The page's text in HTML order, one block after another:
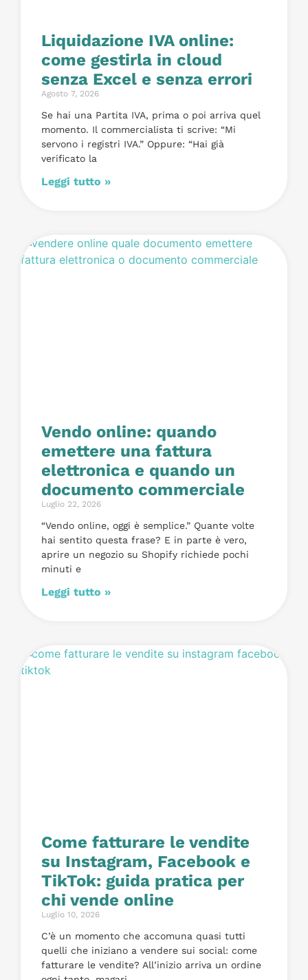
Liquidazione IVA online:
come gestirla in cloud
senza Excel e senza errori
Agosto 7, 2026
Se hai una Partita IVA, prima o poi arriva quel
momento. Il commercialista ti scrive: “Mi
servono i registri IVA.” Oppure: “Hai già
verificato la
Leggi tutto »
Vendo online: quando
emettere una fattura
elettronica e quando un
documento commerciale
Luglio 22, 2026
“Vendo online, oggi è semplice.” Quante volte
hai sentito questa frase? E in parte è vero,
aprire un negozio su Shopify richiede pochi
minuti e
Leggi tutto »
Come fatturare le vendite
su Instagram, Facebook e
TikTok: guida pratica per
chi vende online
Luglio 10, 2026
C’è un momento che accomuna quasi tutti
quelli che iniziano a vendere sui social: come
fatturare le vendite? All’inizio arriva un ordine